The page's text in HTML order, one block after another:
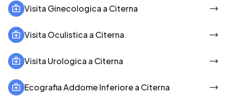
Visita Ginecologica a Citerna
Visita Oculistica a Citerna
Visita Urologica a Citerna
Ecografia Addome Inferiore a Citerna